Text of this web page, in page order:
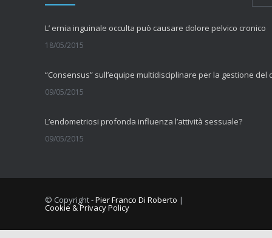
L’ ernia inguinale occulta può causare dolore pelvico cronico
18/05/2015
09/05/2015
L’endometriosi profonda influenza l’attività sessuale?
09/05/2015
Comorbilità tra dolore muscolo scheletrico cronico e
10/09/2014
© Copyright -Pier Franco Di Roberto |
Cookie & Privacy Policy